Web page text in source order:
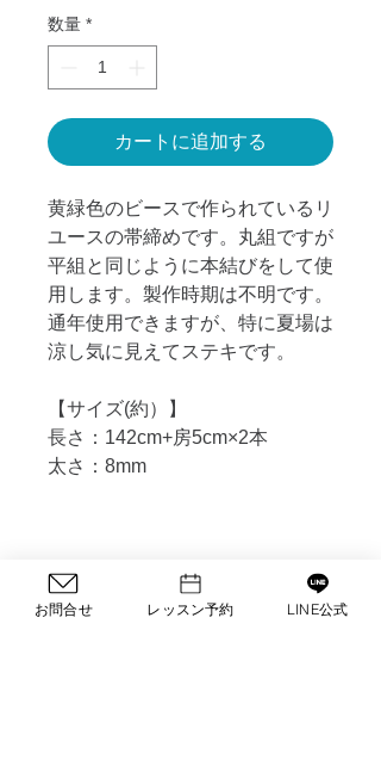
数量 *
カートに追加する
黄緑色のビースで作られているリ
ユースの帯締めです。丸組ですが
平組と同じように本結びをして使
用します。製作時期は不明です。
通年使用できますが、特に夏場は
涼し気に見えてステキです。
【サイズ(約）】
長さ：142cm+房5cm×2本
太さ：8mm
返品について
お問合せ レッスン予約 LINE公式